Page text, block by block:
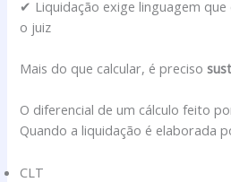
✔ Liquidação exige linguagem
o juiz
Mais do que calcular, é preciso
O diferencial de um cálculo feito
Quando a liquidação é elaborada
CLT